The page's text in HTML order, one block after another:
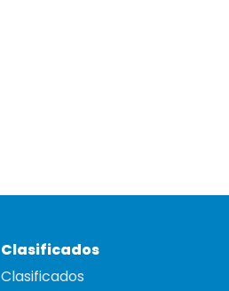
Clasificados
Clasificados